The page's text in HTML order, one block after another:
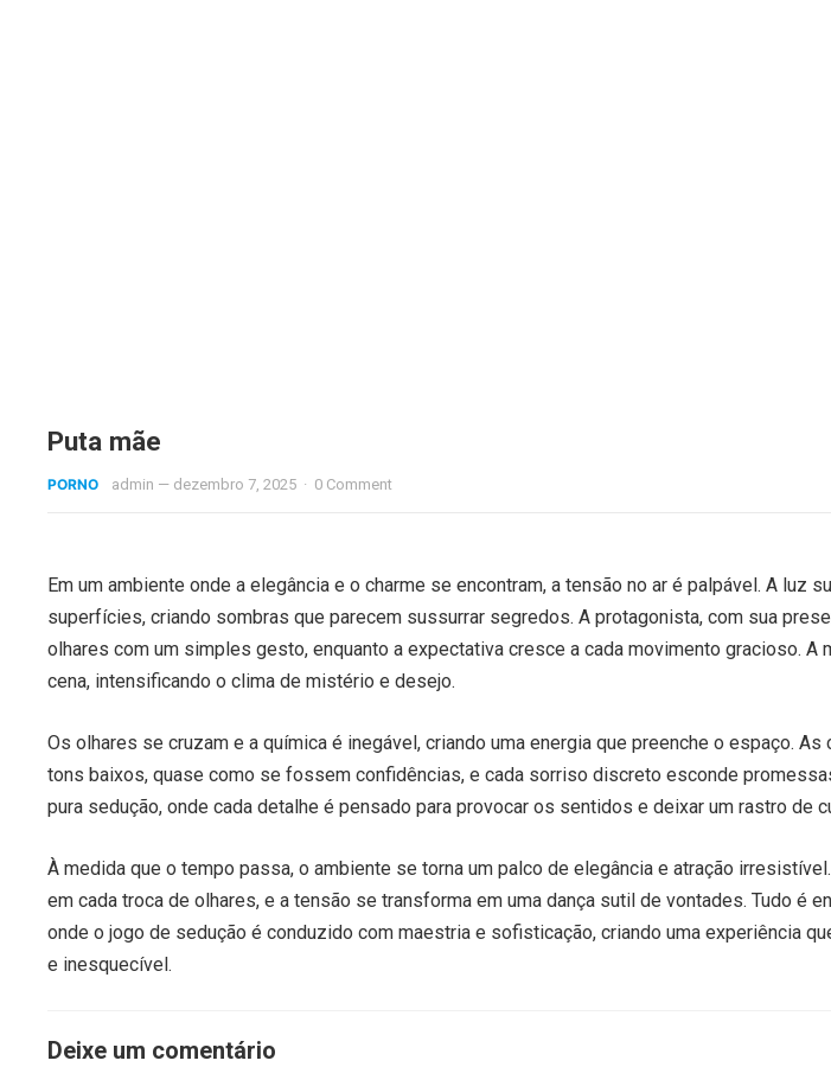
Puta mãe
PORNO admin — dezembro 7, 2025 · 0 Comment
Em um ambiente onde a elegância e o charme se encontram, a tensão no ar é palpável. A luz
superfícies, criando sombras que parecem sussurrar segredos. A protagonista, com sua
olhares com um simples gesto, enquanto a expectativa cresce a cada movimento gracioso. A
cena, intensificando o clima de mistério e desejo.
Os olhares se cruzam e a química é inegável, criando uma energia que preenche o espaço.
tons baixos, quase como se fossem confidências, e cada sorriso discreto esconde
pura sedução, onde cada detalhe é pensado para provocar os sentidos e deixar um rastro de
À medida que o tempo passa, o ambiente se torna um palco de elegância e atração
em cada troca de olhares, e a tensão se transforma em uma dança sutil de vontades. Tudo é
onde o jogo de sedução é conduzido com maestria e sofisticação, criando uma experiência
e inesquecível.
Deixe um comentário